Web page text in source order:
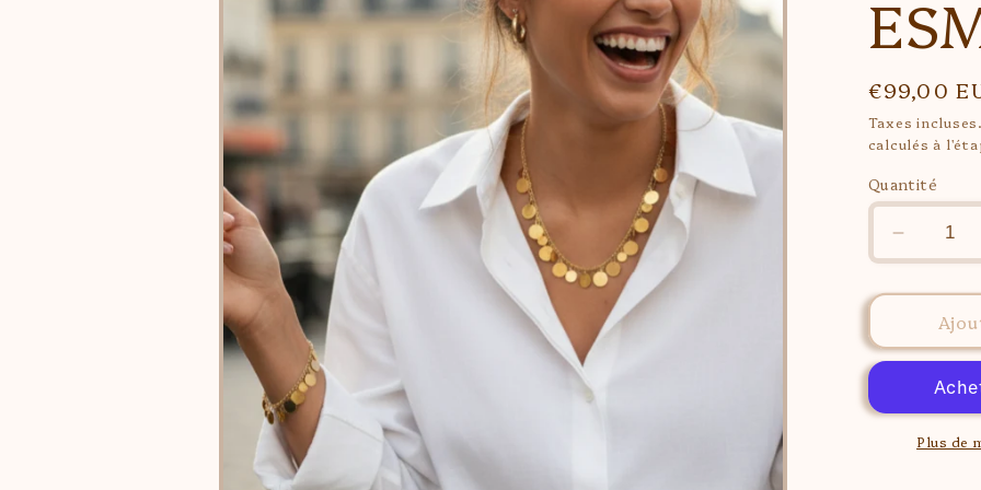
Prix
habituel
€99,00
Taxes incluses.
calculés à
Quantité
Réduire
la
quantité
PARURE
ESME
Plus de